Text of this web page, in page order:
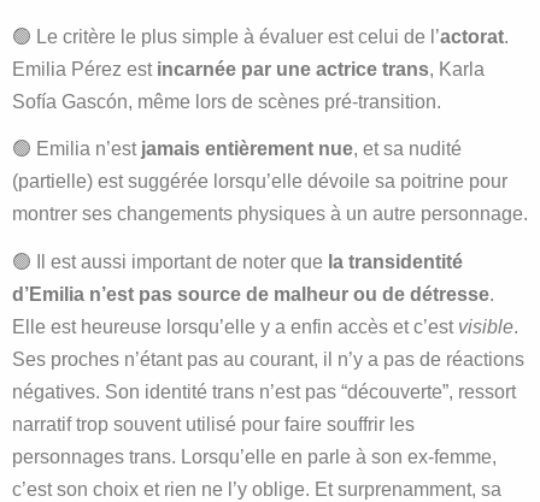
🟢 Le critère le plus simple à évaluer est celui de l’actorat.
Emilia Pérez est incarnée par une actrice trans, Karla
Sofía Gascón, même lors de scènes pré-transition.
🟢 Emilia n’est jamais entièrement nue, et sa nudité
(partielle) est suggérée lorsqu’elle dévoile sa poitrine pour
montrer ses changements physiques à un autre personnage.
🟢 Il est aussi important de noter que la transidentité
d’Emilia n’est pas source de malheur ou de détresse.
Elle est heureuse lorsqu’elle y a enfin accès et c’est visible.
Ses proches n’étant pas au courant, il n’y a pas de réactions
négatives. Son identité trans n’est pas “découverte”, ressort
narratif trop souvent utilisé pour faire souffrir les
personnages trans. Lorsqu’elle en parle à son ex-femme,
c’est son choix et rien ne l’y oblige. Et surprenamment, sa